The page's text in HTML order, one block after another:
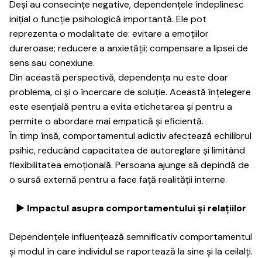
Deși au consecințe negative, dependențele îndeplinesc
inițial o funcție psihologică importantă. Ele pot
reprezenta o modalitate de: evitare a emoțiilor
dureroase; reducere a anxietății; compensare a lipsei de
sens sau conexiune.
Din această perspectivă, dependența nu este doar
problema, ci și o încercare de soluție. Această înțelegere
este esențială pentru a evita etichetarea și pentru a
permite o abordare mai empatică și eficientă.
În timp însă, comportamentul adictiv afectează echilibrul
psihic, reducând capacitatea de autoreglare și limitând
flexibilitatea emoțională. Persoana ajunge să depindă de
o sursă externă pentru a face față realității interne.
► Impactul asupra comportamentului și relațiilor
Dependențele influențează semnificativ comportamentul
și modul în care individul se raportează la sine și la ceilalți.